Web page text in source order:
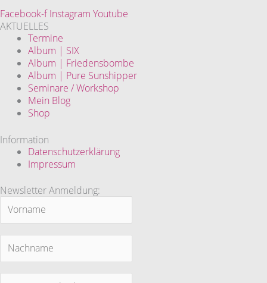
Facebook-f Instagram Youtube
AKTUELLES
Termine
Album | SIX
Album | Friedensbombe
Album | Pure Sunshipper
Seminare / Workshop
Mein Blog
Shop
Information
Datenschutzerklärung
Impressum
Newsletter Anmeldung: